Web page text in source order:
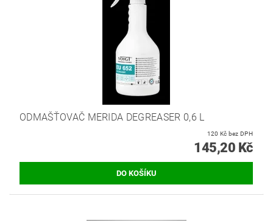
ODMAŠŤOVAČ MERIDA DEGREASER 0,6 L
120 Kč bez DPH
145,20 Kč